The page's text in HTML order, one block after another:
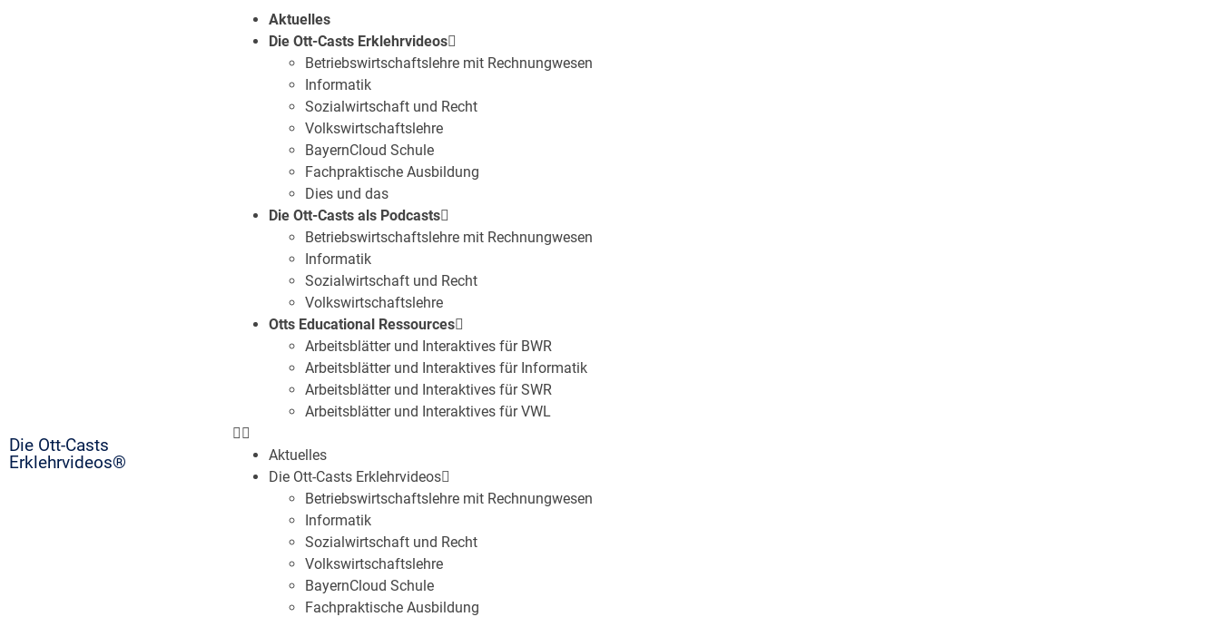
Die Ott-Casts
Erklehrvideos®
Aktuelles
Die Ott-Casts Erklehrvideos
Betriebswirtschaftslehre mit Rechnungwesen
Informatik
Sozialwirtschaft und Recht
Volkswirtschaftslehre
BayernCloud Schule
Fachpraktische Ausbildung
Dies und das
Die Ott-Casts als Podcasts
Betriebswirtschaftslehre mit Rechnungwesen
Informatik
Sozialwirtschaft und Recht
Volkswirtschaftslehre
Otts Educational Ressources
Arbeitsblätter und Interaktives für BWR
Arbeitsblätter und Interaktives für Informatik
Arbeitsblätter und Interaktives für SWR
Arbeitsblätter und Interaktives für VWL
Aktuelles
Die Ott-Casts Erklehrvideos
Betriebswirtschaftslehre mit Rechnungwesen
Informatik
Sozialwirtschaft und Recht
Volkswirtschaftslehre
BayernCloud Schule
Fachpraktische Ausbildung